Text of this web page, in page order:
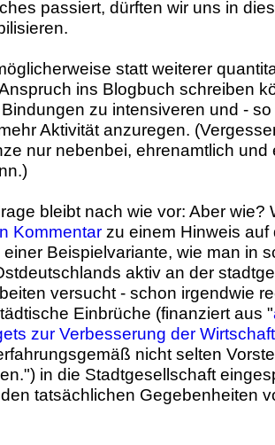
passiert, dürften wir uns in
statt weiterer
ins Blogbuch schreiben
zu intensiveren und -
Aktivität anzuregen.
nur nebenbei, ehrenamtlich und
bleibt nach wie vor: Aber wie?
Kommentar zu einem Hinweis
einer Beispielvariante, wie man in
aktiv an der
versucht - schon irgendwie
Einbrüche (finanziert aus "
zur Verbesserung der
nicht selten
in die Stadtgesellschaft
tatsächlichen Gegebenheiten